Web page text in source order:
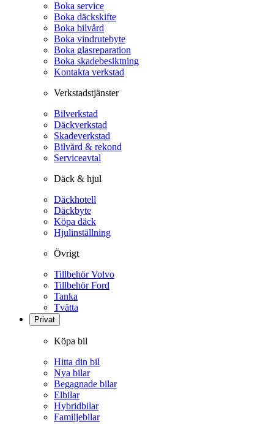
Boka service
Boka däckskifte
Boka bilvård
Boka vindrutebyte
Boka glasreparation
Boka skadebesiktning
Kontakta verkstad
Verkstadstjänster
Bilverkstad
Däckverkstad
Skadeverkstad
Bilvård & rekond
Serviceavtal
Däck & hjul
Däckhotell
Däckbyte
Köpa däck
Hjulinställning
Övrigt
Tillbehör Volvo
Tillbehör Ford
Tanka
Tvätta
Privat
Köpa bil
Hitta din bil
Nya bilar
Begagnade bilar
Elbilar
Hybridbilar
Familjebilar